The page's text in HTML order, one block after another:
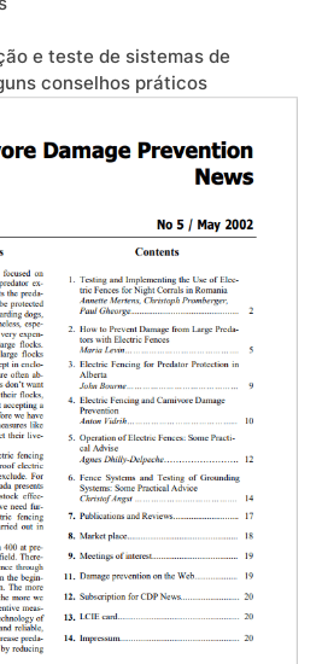
e teste de sistemas de
conselhos práticos